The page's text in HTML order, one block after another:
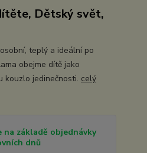
Dětský svět,
teplý a ideální po
obejme dítě jako
kouzlo jedinečnosti. celý
na základě objednávky
dnů